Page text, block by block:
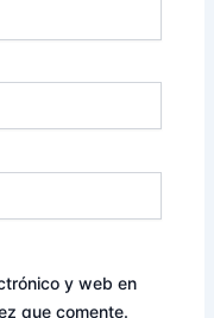
y web en
que comente.